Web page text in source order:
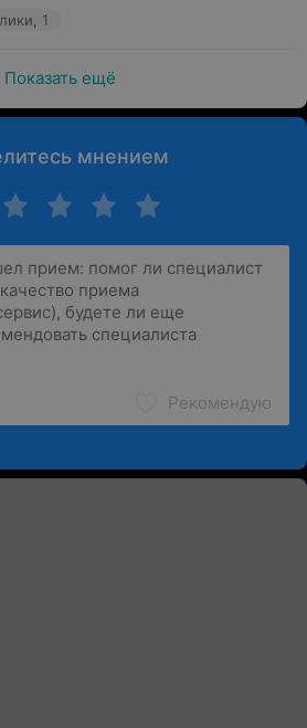
1
Показать ещё
мнением
Рекомендую